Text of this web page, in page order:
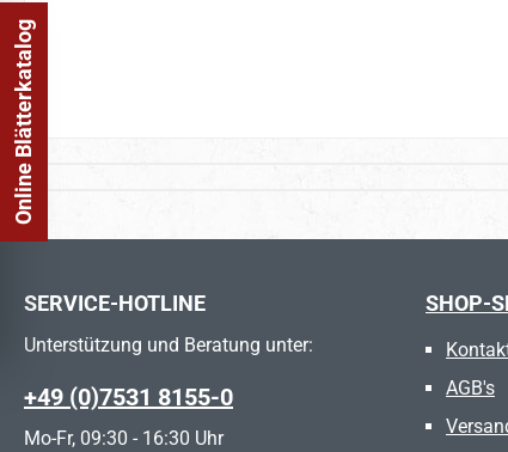
SERVICE-HOTLINE
Unterstützung und Beratung unter:
+49 (0)7531 8155-0
Mo-Fr, 09:30 - 16:30 Uhr
SHOP-
AGB's
Online Blätterkatalog